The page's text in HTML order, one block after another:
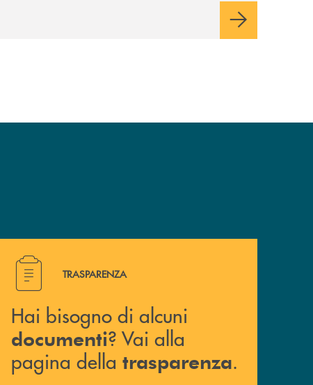
valori e influenzi direttamente la comunità
Hai bisogno di alcuni documenti ? Vai alla pagina della
TRASPARENZA
Hai bisogno di alcuni
documenti? Vai alla
pagina della trasparenza.